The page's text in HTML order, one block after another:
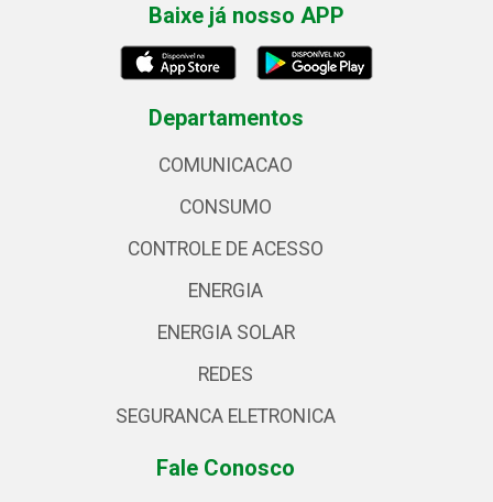
Baixe já nosso APP
Departamentos
COMUNICACAO
CONSUMO
CONTROLE DE ACESSO
ENERGIA
ENERGIA SOLAR
REDES
SEGURANCA ELETRONICA
Fale Conosco